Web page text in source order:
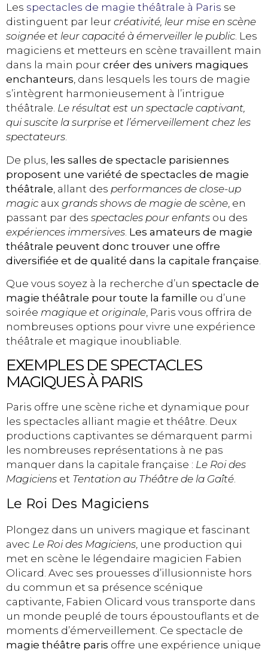
Les spectacles de magie théâtrale à Paris se
distinguent par leur créativité, leur mise en scène
soignée et leur capacité à émerveiller le public. Les
magiciens et metteurs en scène travaillent main
dans la main pour créer des univers magiques
enchanteurs, dans lesquels les tours de magie
s’intègrent harmonieusement à l’intrigue
théâtrale. Le résultat est un spectacle captivant,
qui suscite la surprise et l’émerveillement chez les
spectateurs.
De plus, les salles de spectacle parisiennes
proposent une variété de spectacles de magie
théâtrale , allant des performances de close-up
magic aux grands shows de magie de scène , en
passant par des spectacles pour enfants ou des
expériences immersives Les amateurs de magie
théâtrale peuvent donc trouver une offre
diversifiée et de qualité dans la capitale française
Que vous soyez à la recherche d’un spectacle de
magie théâtrale pour toute la famille ou d’une
soirée magique et originale , Paris vous offrira de
nombreuses options pour vivre une expérience
théâtrale et magique inoubliable.
EXEMPLES DE SPECTACLES
MAGIQUES À PARIS
Paris offre une scène riche et dynamique pour
les spectacles alliant magie et théâtre. Deux
productions captivantes se démarquent parmi
les nombreuses représentations à ne pas
manquer dans la capitale française : Le Roi des
Magiciens et Tentation au Théâtre de la Gaîté.
Le Roi Des Magiciens
Plongez dans un univers magique et fascinant
avec Le Roi des Magiciens , une production qui
met en scène le légendaire magicien Fabien
Olicard. Avec ses prouesses d’illusionniste hors
du commun et sa présence scénique
captivante, Fabien Olicard vous transporte dans
un monde peuplé de tours époustouflants et de
moments d’émerveillement. Ce spectacle de
magie théâtre paris offre une expérience unique